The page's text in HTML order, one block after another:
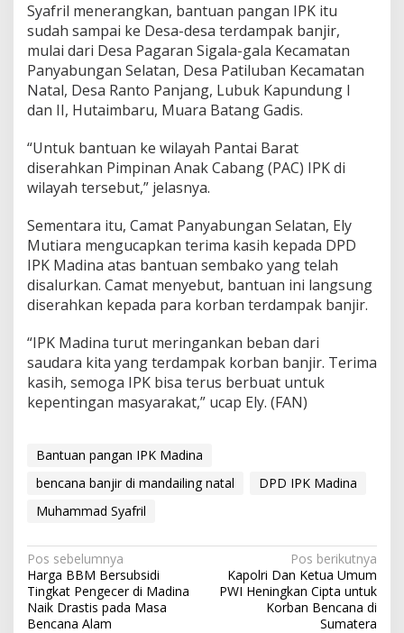
Syafril menerangkan, bantuan pangan IPK itu
sudah sampai ke Desa-desa terdampak banjir,
mulai dari Desa Pagaran Sigala-gala Kecamatan
Panyabungan Selatan, Desa Patiluban Kecamatan
Natal, Desa Ranto Panjang, Lubuk Kapundung I
dan II, Hutaimbaru, Muara Batang Gadis.
“Untuk bantuan ke wilayah Pantai Barat
diserahkan Pimpinan Anak Cabang (PAC) IPK di
wilayah tersebut,” jelasnya.
Sementara itu, Camat Panyabungan Selatan, Ely
Mutiara mengucapkan terima kasih kepada DPD
IPK Madina atas bantuan sembako yang telah
disalurkan. Camat menyebut, bantuan ini langsung
diserahkan kepada para korban terdampak banjir.
“IPK Madina turut meringankan beban dari
saudara kita yang terdampak korban banjir. Terima
kasih, semoga IPK bisa terus berbuat untuk
kepentingan masyarakat,” ucap Ely. (FAN)
Bantuan pangan IPK Madina
bencana banjir di mandailing natal
DPD IPK Madina
Muhammad Syafril
Navigasi
pos
Pos sebelumnya
Harga BBM Bersubsidi
Tingkat Pengecer di Madina
Naik Drastis pada Masa
Bencana Alam
Pos berikutnya
Kapolri Dan Ketua Umum
PWI Heningkan Cipta untuk
Korban Bencana di
Sumatera